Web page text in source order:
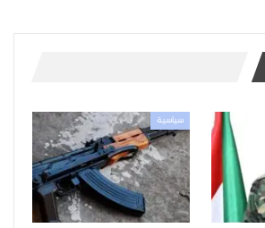
سياسية